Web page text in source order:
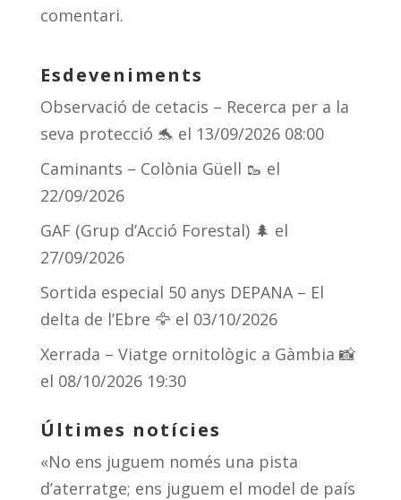
comentari.
Esdeveniments
Observació de cetacis – Recerca per a la
seva protecció 🐬 el 13/09/2026 08:00
Caminants – Colònia Güell 🥾 el
22/09/2026
GAF (Grup d’Acció Forestal) 🌲 el
27/09/2026
Sortida especial 50 anys DEPANA – El
delta de l’Ebre 🦅 el 03/10/2026
Xerrada – Viatge ornitològic a Gàmbia 📸
el 08/10/2026 19:30
Últimes notícies
«No ens juguem només una pista
d’aterratge; ens juguem el model de país